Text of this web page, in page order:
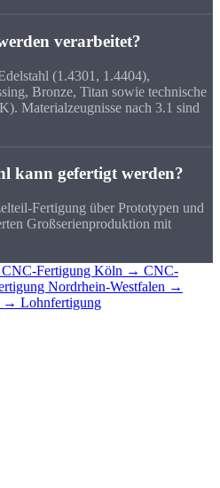
verarbeitet?
(1.4301, 1.4404),
Bronze, Titan sowie technische
Materialzeugnisse nach 3.1 sind
kann gefertigt werden?
Fertigung über Prototypen und
Großserienproduktion mit
Fertigung Köln → CNC-
Nordrhein-Westfalen →
→ Lohnfertigung